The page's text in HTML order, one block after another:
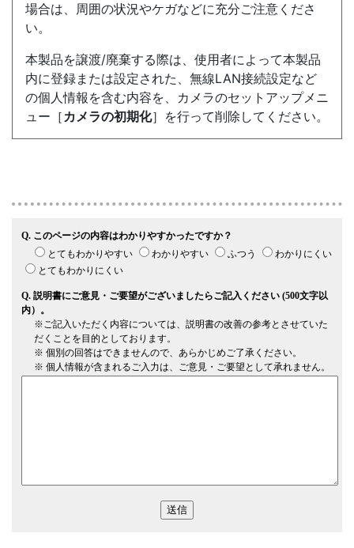
場合は、周囲の状況やケガなどに充分ご注意くださ
い。
本製品を譲渡/廃棄する際は、使用者によって本製品
内に登録または設定された、無線LAN接続設定など
の個人情報を含む内容を、カメラのセットアップメニ
ュー［カメラの初期化］を行って削除してください。